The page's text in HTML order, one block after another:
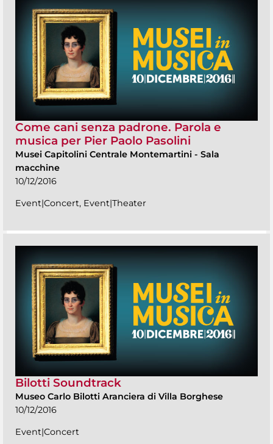
Come cani senza padrone. Parola e
musica per Pier Paolo Pasolini
Musei Capitolini Centrale Montemartini - Sala
macchine
10/12/2016
Event|Concert, Event|Theater
Bilotti Soundtrack
Museo Carlo Bilotti Aranciera di Villa Borghese
10/12/2016
Event|Concert